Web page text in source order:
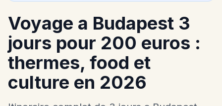
Voyage a Budapest 3
jours pour 200 euros :
thermes, food et
culture en 2026